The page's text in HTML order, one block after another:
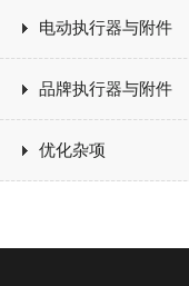
电动执行器与附件
品牌执行器与附件
优化杂项